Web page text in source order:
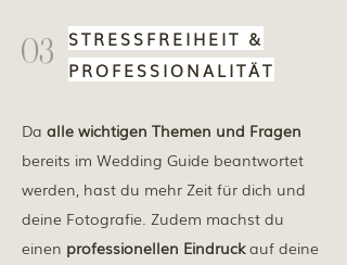
03
STRESSFREIHEIT &
PROFESSIONALITÄT
Da alle wichtigen Themen und Fragen
bereits im Wedding Guide beantwortet
werden, hast du mehr Zeit für dich und
deine Fotografie. Zudem machst du
einen professionellen Eindruckauf deine